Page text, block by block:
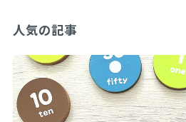
人気の記事